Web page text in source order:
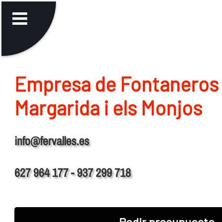
Empresa de
Margarida i els Monjos
info@fervalles.es
627 964 177 - 937 299 718